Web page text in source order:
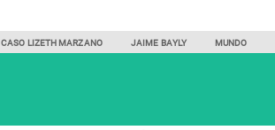
CASO LIZETH MARZANO JAIME BAYLY MUNDO